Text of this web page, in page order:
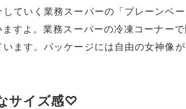
していく業務スーパーの「プレーンベ
すよ。業務スーパーの冷凍コーナーで
います。パッケージには自由の女神像
サイズ感♡